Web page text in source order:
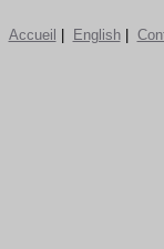
Accueil English|